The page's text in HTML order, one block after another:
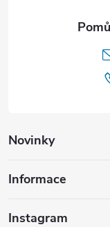
Novinky
Informace
Instagram